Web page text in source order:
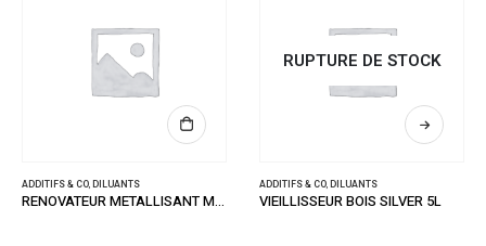
ADDITIFS & CO,DILUANTS
RENOVATEUR METALLISANT MAT 1L
RUPTURE DE STOCK
ADDITIFS & CO,DILUANTS
VIEILLISSEUR BOIS SILVER 5L